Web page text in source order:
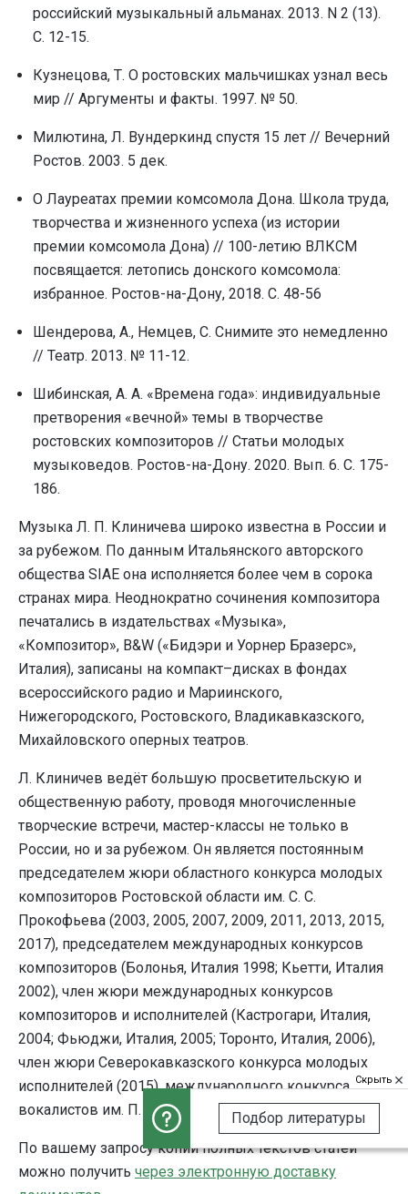
российский музыкальный альманах. 2013. N 2 (13).
С. 12-15.
Кузнецова, Т. О ростовских мальчишках узнал весь
мир // Аргументы и факты. 1997. № 50.
Милютина, Л. Вундеркинд спустя 15 лет // Вечерний
Ростов. 2003. 5 дек.
О Лауреатах премии комсомола Дона. Школа труда,
творчества и жизненного успеха (из истории
премии комсомола Дона) // 100-летию ВЛКСМ
посвящается: летопись донского комсомола:
избранное. Ростов-на-Дону, 2018. С. 48-56
Шендерова, А., Немцев, С. Снимите это немедленно
// Театр. 2013. № 11-12.
Шибинская, А. А. «Времена года»: индивидуальные
претворения «вечной» темы в творчестве
ростовских композиторов // Статьи молодых
музыковедов. Ростов-на-Дону. 2020. Вып. 6. С. 175-
186.
Музыка Л. П. Клиничева широко известна в России и
за рубежом. По данным Итальянского авторского
общества SIAE она исполняется более чем в сорока
странах мира. Неоднократно сочинения композитора
печатались в издательствах «Музыка»,
«Композитор», B&W («Бидэри и Уорнер Бразерс»,
Италия), записаны на компакт–дисках в фондах
всероссийского радио и Мариинского,
Нижегородского, Ростовского, Владикавказского,
Михайловского оперных театров.
Л. Клиничев ведёт большую просветительскую и
общественную работу, проводя многочисленные
творческие встречи, мастер-классы не только в
России, но и за рубежом. Он является постоянным
председателем жюри областного конкурса молодых
композиторов Ростовской области им. С. С.
Прокофьева (2003, 2005, 2007, 2009, 2011, 2013, 2015,
2017), председателем международных конкурсов
композиторов (Болонья, Италия 1998; Кьетти, Италия
2002), член жюри международных конкурсов
композиторов и исполнителей (Кастрогари, Италия,
2004; Фьюджи, Италия, 2005; Торонто, Италия, 2006),
член жюри Северокавказского конкурса молодых
исполнителей (2015), международного конкурса
вокалистов им. П. Лисициана (Владикавказ, 2017).
По вашему запросу копии полных текстов статей
можно получить через электронную доставку
Скрыть
Подбор литературы